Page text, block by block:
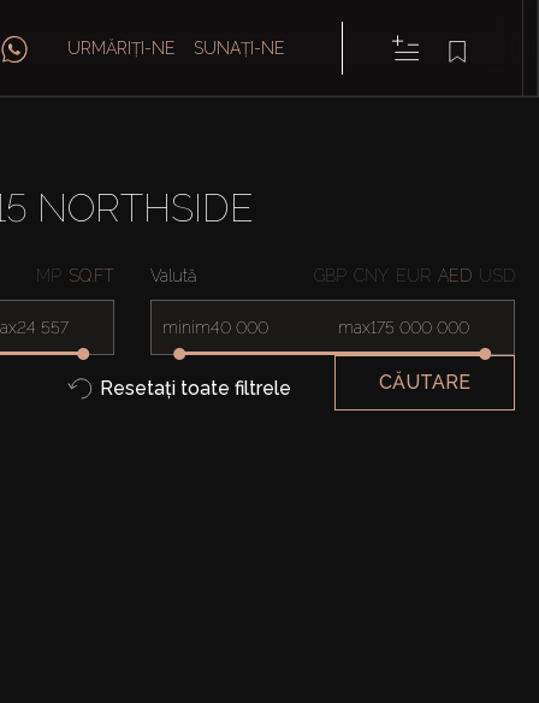
URMĂRIȚI-NE SUNAȚI-NE
NORTHSIDE
MP SQ.FT Valută GBP CNY EUR AED USD
minim max
Resetați toate filtrele CĂUTARE